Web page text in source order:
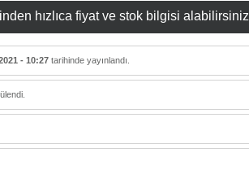
hızlıca fiyat ve stok bilgisi alabilirsiniz
- 10:27tarihinde yayınlandı.